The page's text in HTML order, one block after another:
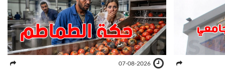
07-08-2026